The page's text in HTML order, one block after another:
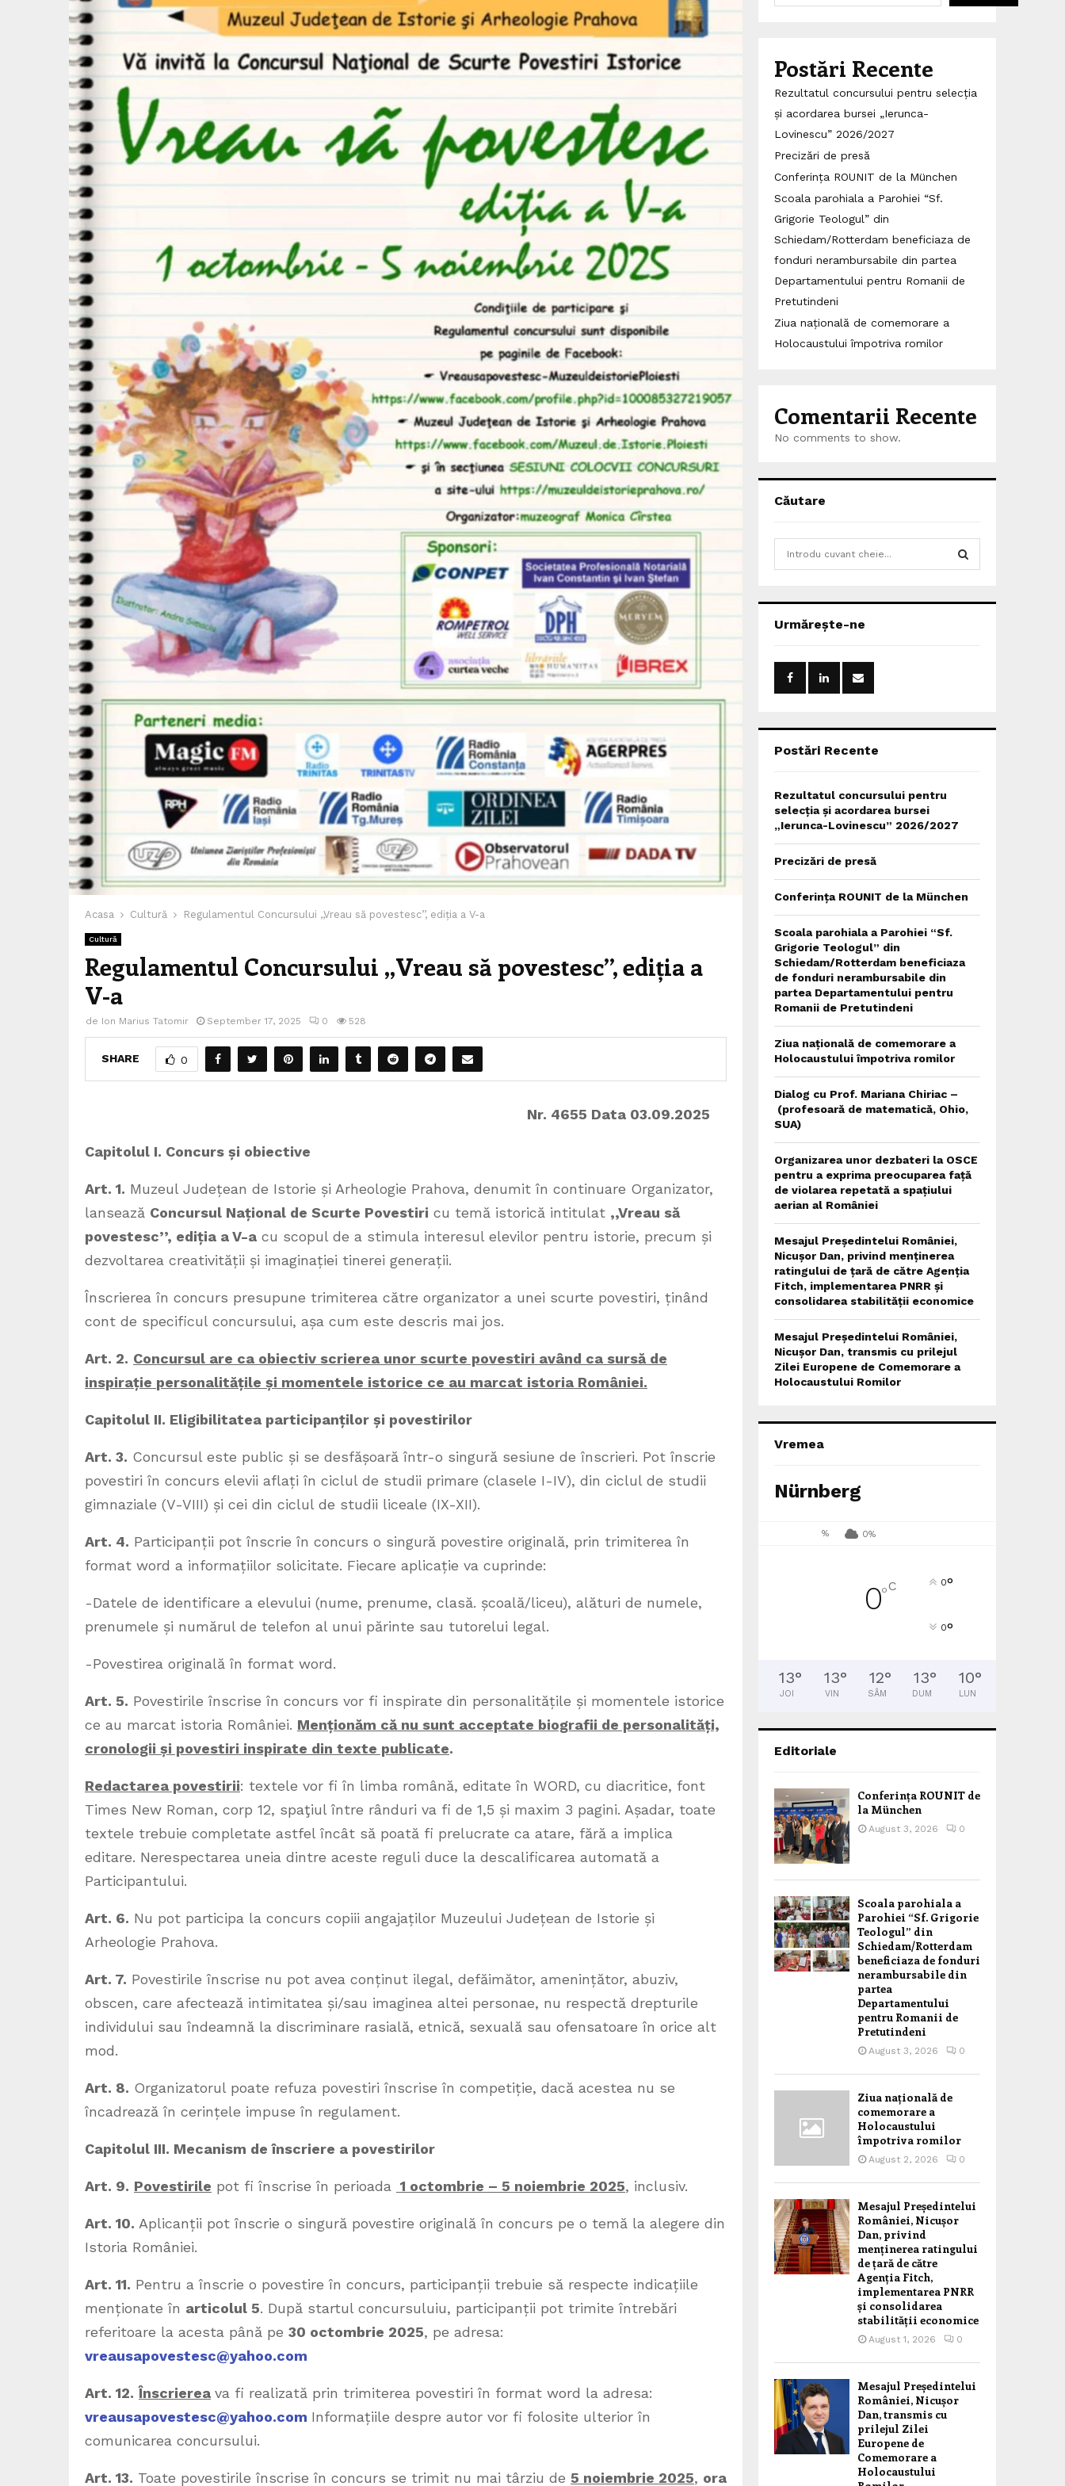
Acasa Cultură Regulamentul Concursului ,,Vreau să povestesc’’, ediția a V-a
Cultură
Regulamentul Concursului ,,Vreau să povestesc’’, ediția a
V-a
de Ion Marius Tatomir September 17, 2025 0 528
SHARE 0
Nr. 4655 Data 03.09.2025
Capitolul I. Concurs și obiective
Art. 1. Muzeul Județean de Istorie și Arheologie Prahova, denumit în continuare Organizator,
lansează Concursul Național de Scurte Povestiri cu temă istorică intitulat ,,Vreau să
povestesc’’, ediția a V-a cu scopul de a stimula interesul elevilor pentru istorie, precum și
dezvoltarea creativității și imaginației tinerei generații.
Înscrierea în concurs presupune trimiterea către organizator a unei scurte povestiri, ținând
cont de specificul concursului, așa cum este descris mai jos.
Art. 2. Concursul are ca obiectiv scrierea unor scurte povestiri având ca sursă de
inspirație personalitățile și momentele istorice ce au marcat istoria României.
Capitolul II. Eligibilitatea participanților și povestirilor
Art. 3. Concursul este public și se desfășoară într-o singură sesiune de înscrieri. Pot înscrie
povestiri în concurs elevii aflați în ciclul de studii primare (clasele I-IV), din ciclul de studii
gimnaziale (V-VIII) și cei din ciclul de studii liceale (IX-XII).
Art. 4. Participanții pot înscrie în concurs o singură povestire originală, prin trimiterea în
format word a informațiilor solicitate. Fiecare aplicație va cuprinde:
-Datele de identificare a elevului (nume, prenume, clasă. școală/liceu), alături de numele,
prenumele și numărul de telefon al unui părinte sau tutorelui legal.
-Povestirea originală în format word.
Art. 5. Povestirile înscrise în concurs vor fi inspirate din personalitățile și momentele istorice
ce au marcat istoria României. Menționăm că nu sunt acceptate biografii de personalități,
cronologii și povestiri inspirate din texte publicate.
Redactarea povestirii: textele vor fi în limba română, editate în WORD, cu diacritice, font
Times New Roman, corp 12, spaţiul între rânduri va fi de 1,5 și maxim 3 pagini. Așadar, toate
textele trebuie completate astfel încât să poată fi prelucrate ca atare, fără a implica
editare. Nerespectarea uneia dintre aceste reguli duce la descalificarea automată a
Participantului.
Art. 6. Nu pot participa la concurs copiii angajaților Muzeului Județean de Istorie și
Arheologie Prahova.
Art. 7. Povestirile înscrise nu pot avea conținut ilegal, defăimător, amenințător, abuziv,
obscen, care afectează intimitatea și/sau imaginea altei personae, nu respectă drepturile
individului sau îndeamnă la discriminare rasială, etnică, sexuală sau ofensatoare în orice alt
mod.
Art. 8. Organizatorul poate refuza povestiri înscrise în competiție, dacă acestea nu se
încadrează în cerințele impuse în regulament.
Capitolul III. Mecanism de înscriere a povestirilor
Art. 9. Povestirile pot fi înscrise în perioada 1 octombrie – 5 noiembrie 2025, inclusiv.
Art. 10. Aplicanții pot înscrie o singură povestire originală în concurs pe o temă la alegere din
Istoria României.
Art. 11. Pentru a înscrie o povestire în concurs, participanții trebuie să respecte indicațiile
menționate în articolul 5. După startul concursuluiu, participanții pot trimite întrebări
referitoare la acesta până pe 30 octombrie 2025, pe adresa:
vreausapovestesc@yahoo.com
Art. 12. Înscrierea va fi realizată prin trimiterea povestiri în format word la adresa:
vreausapovestesc@yahoo.com Informațiile despre autor vor fi folosite ulterior în
comunicarea concursului.
Art. 13. Toate povestirile înscrise în concurs se trimit nu mai târziu de 5 noiembrie 2025, ora
Postări Recente
Rezultatul concursului pentru selecția
și acordarea bursei „Ierunca-
Lovinescu” 2026/2027
Precizări de presă
Conferința ROUNIT de la München
Scoala parohiala a Parohiei “Sf.
Grigorie Teologul” din
Schiedam/Rotterdam beneficiaza de
fonduri nerambursabile din partea
Departamentului pentru Romanii de
Pretutindeni
Ziua națională de comemorare a
Holocaustului împotriva romilor
Comentarii Recente
No comments to show.
Căutare
h
o
:
Urmărește-ne
Postări Recente
Rezultatul concursului pentru
selecția și acordarea bursei
„Ierunca-Lovinescu” 2026/2027
Precizări de presă
Conferința ROUNIT de la München
Scoala parohiala a Parohiei “Sf.
Grigorie Teologul” din
Schiedam/Rotterdam beneficiaza
de fonduri nerambursabile din
partea Departamentului pentru
Romanii de Pretutindeni
Ziua națională de comemorare a
Holocaustului împotriva romilor
Dialog cu Prof. Mariana Chiriac –
(profesoară de matematică, Ohio,
SUA)
Organizarea unor dezbateri la OSCE
pentru a exprima preocuparea față
de violarea repetată a spațiului
aerian al României
Mesajul Președintelui României,
Nicușor Dan, privind menținerea
ratingului de țară de către Agenția
Fitch, implementarea PNRR și
consolidarea stabilității economice
Mesajul Președintelui României,
Nicușor Dan, transmis cu prilejul
Zilei Europene de Comemorare a
Holocaustului Romilor
Vremea
Nürnberg
% 0%
0°C 0°
0°
13°
JOI
13°
VIN
12°
SÂM
13°
DUM
10°
LUN
Editoriale
Conferința ROUNIT de
la München
August 3, 2026 0
Scoala parohiala a
Parohiei “Sf. Grigorie
Teologul” din
Schiedam/Rotterdam
beneficiaza de fonduri
nerambursabile din
partea
Departamentului
pentru Romanii de
Pretutindeni
August 3, 2026 0
Ziua națională de
comemorare a
Holocaustului
împotriva romilor
August 2, 2026 0
Mesajul Președintelui
României, Nicușor
Dan, privind
menținerea ratingului
de țară de către
Agenția Fitch,
implementarea PNRR
și consolidarea
stabilității economice
August 1, 2026 0
Mesajul Președintelui
României, Nicușor
Dan, transmis cu
prilejul Zilei
Europene de
Comemorare a
Holocaustului